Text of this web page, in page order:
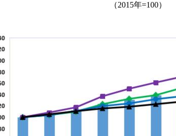
（2015年=100）